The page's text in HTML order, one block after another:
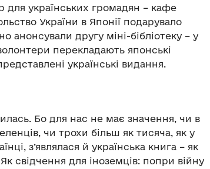
для українських громадян – кафе
України в Японії подарувало
анонсували другу міні-бібліотеку – у
перекладають японські
українські видання.
Бо для нас не має значення, чи в
чи трохи більш як тисяча, як у
з’являлася й українська книга – як
свідчення для іноземців: попри війну